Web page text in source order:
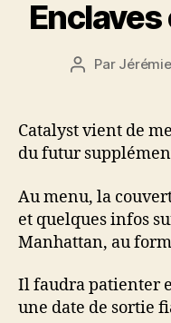
Auteur
Par Jérémie
Catalyst vient de
du futur
Au menu, la
et quelques infos
Manhattan, au
Il faudra patienter
une date de sortie